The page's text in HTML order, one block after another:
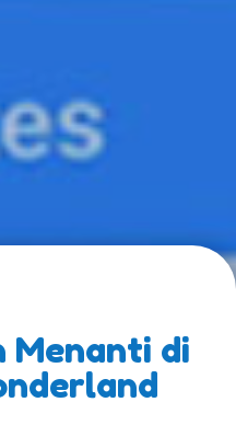
Menanti di